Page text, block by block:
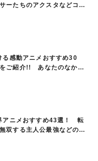
ーたちのアクスタなどコラ
る感動アニメおすすめ30
ご紹介!! あなたのなかの
アニメおすすめ43選！ 転
双する主人公最強などの人